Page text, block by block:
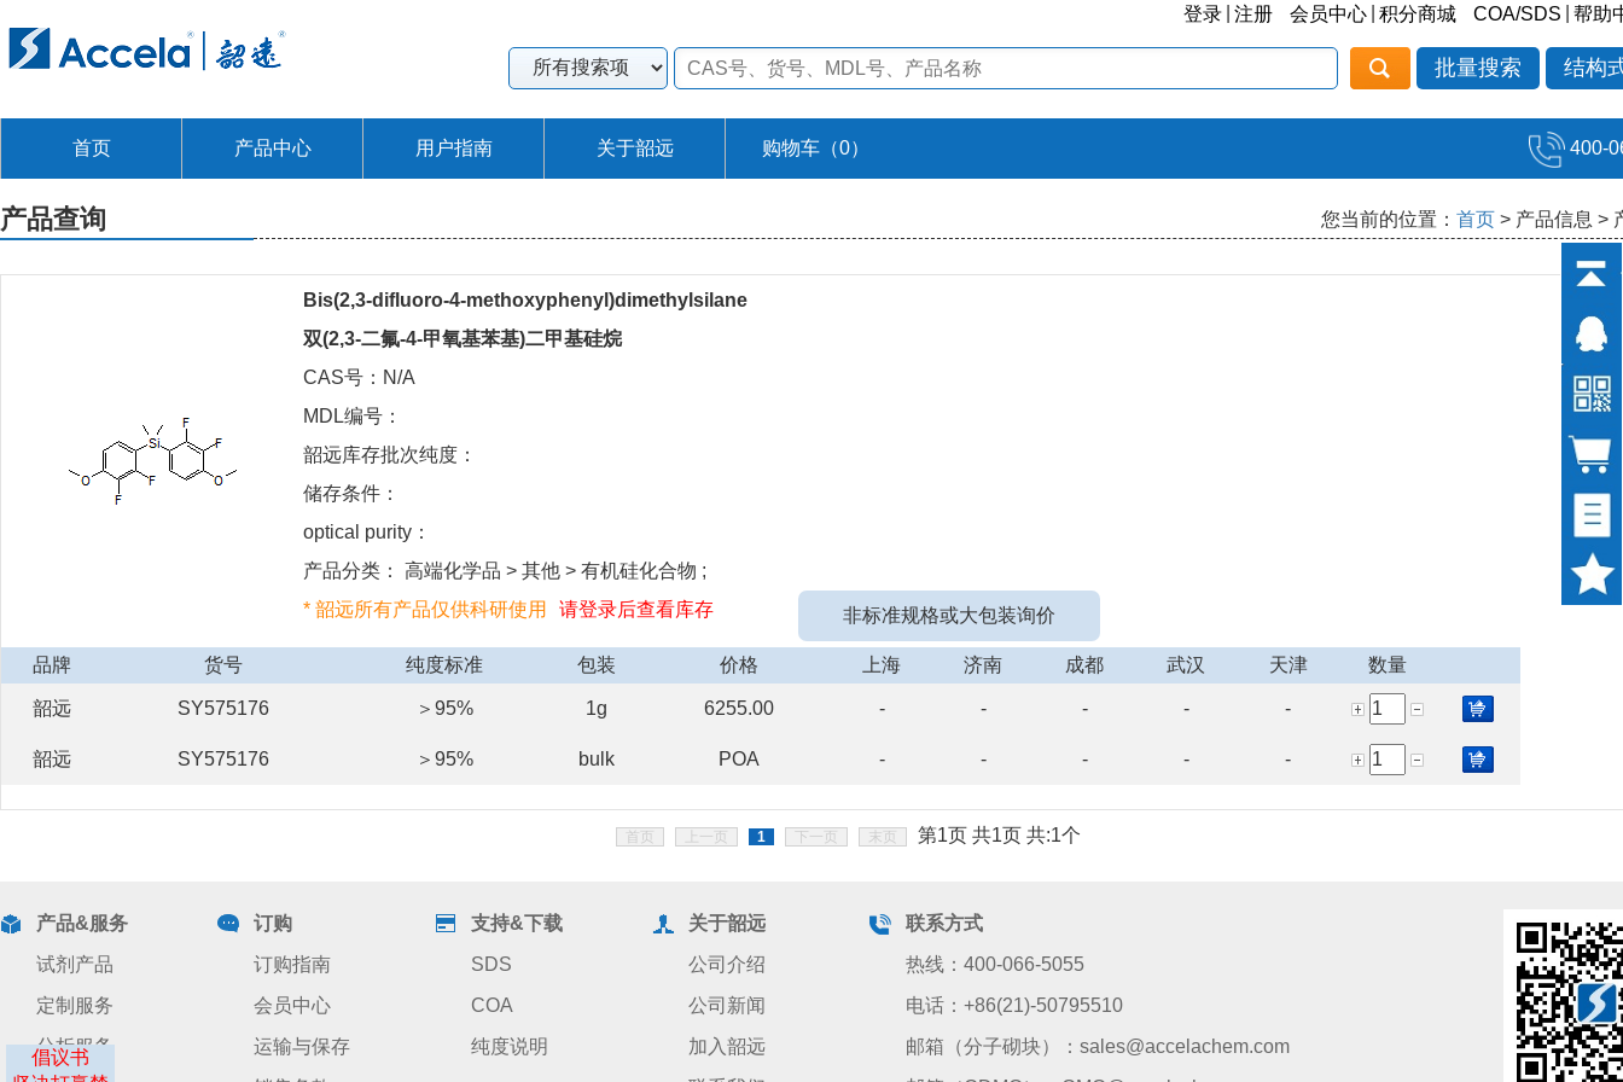
登录 注册 会员中心 积分商城 COA/SDS 帮助
批量搜索 结构
首页 产品中心 用户指南 关于韶远 购物车（0） 400-
倡议书
产品查询 您当前的位置： 首页 > 产品信息 >
Bis(2,3-difluoro-4-methoxyphenyl)dimethylsilane
双(2,3-二氟-4-甲氧基苯基)二甲基硅烷
CAS号：N/A
MDL编号：
韶远库存批次纯度：
储存条件：
optical purity：
产品分类： 高端化学品 > 其他 > 有机硅化合物 ;
* 韶远所有产品仅供科研使用
请登录后查看库存 非标准规格或大包装询价
品牌 货号 纯度标准 包装 价格 上海 济南 成都 武汉 天津 数量
韶远 SY575176 ＞95% 1g 6255.00 - - - - -
韶远 SY575176 ＞95% bulk POA - - - - -
首页 上一页 1 下一页 末页 第1页 共1页 共:1个
产品&服务
试剂产品
定制服务
分析服务
订购
订购指南
会员中心
运输与保存
支持&下载
SDS
COA
纯度说明
关于韶远
公司介绍
公司新闻
加入韶远
联系方式
热线：400-066-5055
电话：+86(21)-50795510
邮箱（分子砌块）：sales@accelachem.com